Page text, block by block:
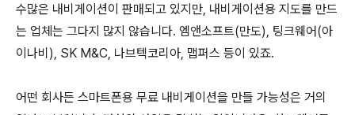
수많은 내비게이션이 판매되고 있지만, 내비게이션용 지도를 만드
는 업체는 그다지 많지 않습니다. 엠앤소프트(만도), 팅크웨어(아
이나비), SK M&C, 나브텍코리아, 맵퍼스 등이 있죠.
어떤 회사든 스마트폰용 무료 내비게이션을 만들 가능성은 거의